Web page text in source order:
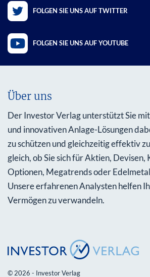
FOLGEN SIE UNS AUF TWITTER
FOLGEN SIE UNS AUF YOUTUBE
Über uns
Der Investor Verlag unterstützt Sie
und innovativen Anlage-Lösungen
zu schützen und gleichzeitig effektiv
gleich, ob Sie sich für Aktien,
Optionen, Megatrends oder
Unsere erfahrenen Analysten helfen
Vermögen zu verwandeln.
© 2026 - Investor Verlag